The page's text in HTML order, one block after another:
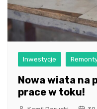
Inwestycje
Nowa wiata na
prace w toku!